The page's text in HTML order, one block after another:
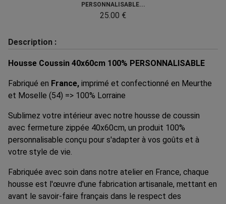
PERSONNALISABLE...
25.00 €
Description :
Housse Coussin 40x60cm 100% PERSONNALISABLE
Fabriqué en France, imprimé et confectionné en Meurthe
et Moselle (54) => 100% Lorraine
Sublimez votre intérieur avec notre housse de coussin
avec fermeture zippée 40x60cm, un produit 100%
personnalisable conçu pour s'adapter à vos goûts et à
votre style de vie.
Fabriquée avec soin dans notre atelier en France, chaque
housse est l'œuvre d'une fabrication artisanale, mettant en
avant le savoir-faire français dans le respect des